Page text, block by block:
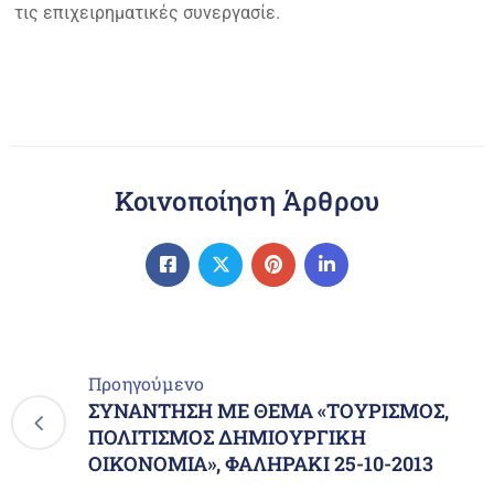
τις επιχειρηματικές συνεργασίε.
Κοινοποίηση Άρθρου
Προηγούμενο
ΣΥΝΑΝΤΗΣΗ ΜΕ ΘΕΜΑ «ΤΟΥΡΙΣΜΟΣ,
ΠΟΛΙΤΙΣΜΟΣ ΔΗΜΙΟΥΡΓΙΚΗ
ΟΙΚΟΝΟΜΙΑ», ΦΑΛΗΡΑΚΙ 25-10-2013